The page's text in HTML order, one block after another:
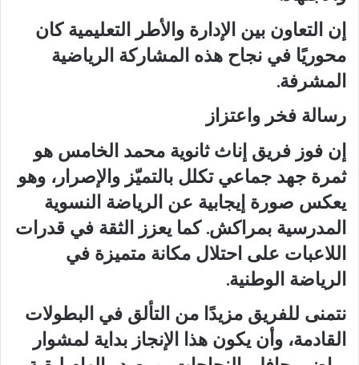
إن التعاون بين الإدارة والأطر التعليمية كان
محوريًا في نجاح هذه المشاركة الرياضية
المشرفة.
رسالة فخر واعتزاز
إن فوز فريق إناث ثانوية محمد الخامس هو
ثمرة جهد جماعي تكلل بالتميّز والإصرار، وهو
يعكس صورة إيجابية عن الرياضة النسوية
المدرسية بمراكش. كما يعزز الثقة في قدرات
اللاعبات على احتلال مكانة متميزة في
الرياضة الوطنية.
نتمنى للفريق مزيدًا من التألق في البطولات
القادمة، وأن يكون هذا الإنجاز بداية لمشوار